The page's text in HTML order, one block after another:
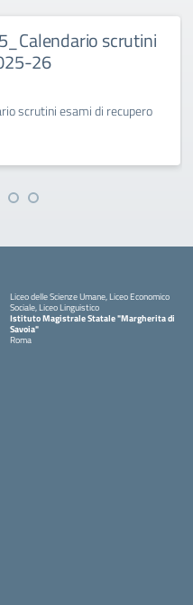
scrutini
26
scrutini esami di recupero
Liceo delle Scienze Umane, Liceo Economico
Sociale, Liceo Linguistico
Istituto Magistrale Statale "Margherita di
Savoia"
Roma